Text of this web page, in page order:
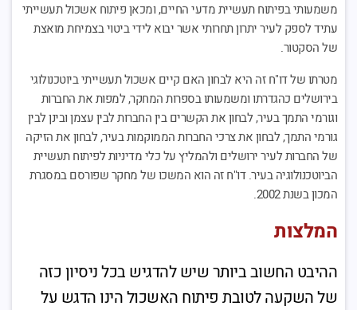
משמעותי בפיתוח תעשיית מדעי החיים, ומכאן פיתוח אשכול תעשייתי
עתיד לספק לעיר יתרון תחרותי אשר יבוא לידי ביטוי בצמיחת מואצת
של הסקטור.
מטרתו של דו"ח זה היא לבחון האם קיים אשכול תעשייתי ביוטכנולוגי
בירושלים כהגדרתו ומשמעותו בספרות המחקר, למפות את החברות
וגורמי התמך בעיר, לבחון את הקשרים בין החברות לבין עצמן ובינן לבין
גורמי התמך, לבחון את צרכי החברות הממוקמות בעיר, לבחון את הזיקה
של החברות לעיר ירושלים ולהמליץ על כלי מדיניות לפיתוח תעשיית
הביוטכנולוגיה בעיר. דו"ח זה הוא המשכו של מחקר שפורסם במסגרת
המכון בשנת 2002.
המלצות
ההיבט החשוב ביותר שיש להדגיש בכל ניסיון כזה
של השקעה לטובת פיתוח האשכול הינו הדגש על